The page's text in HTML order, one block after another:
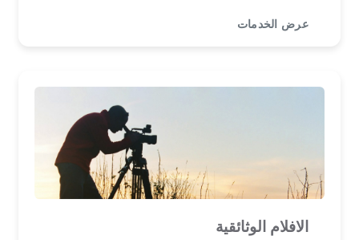
عرض الخدمات
الافلام الوثائقية